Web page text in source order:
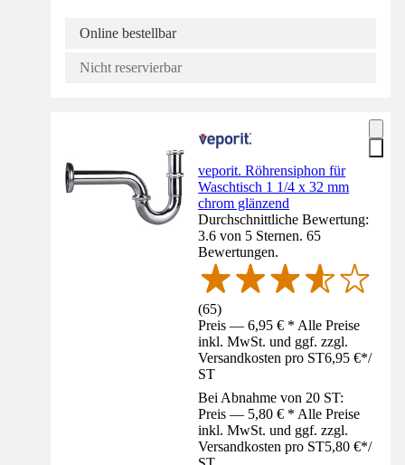
Online bestellbar
Nicht reservierbar
veporit. Röhrensiphon für
Waschtisch 1 1/4 x 32 mm
chrom glänzend
Durchschnittliche Bewertung:
3.6 von 5 Sternen. 65
Bewertungen.
(65)
Preis — 6,95 € * Alle Preise
inkl. MwSt. und ggf. zzgl.
Versandkosten pro ST6,95 €*/
ST
Bei Abnahme von 20 ST:
Preis — 5,80 € * Alle Preise
inkl. MwSt. und ggf. zzgl.
Versandkosten pro ST5,80 €*/